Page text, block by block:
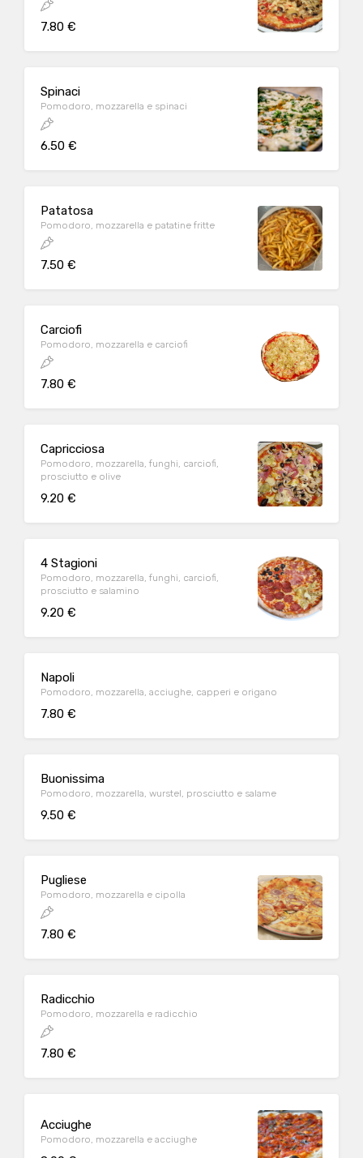
7.80 €
Spinaci
Pomodoro, mozzarella e spinaci
6.50 €
Patatosa
Pomodoro, mozzarella e patatine fritte
7.50 €
Carciofi
Pomodoro, mozzarella e carciofi
7.80 €
Capricciosa
Pomodoro, mozzarella, funghi, carciofi,
prosciutto e olive
9.20 €
4 Stagioni
Pomodoro, mozzarella, funghi, carciofi,
prosciutto e salamino
9.20 €
Napoli
Pomodoro, mozzarella, acciughe, capperi e origano
7.80 €
Buonissima
Pomodoro, mozzarella, wurstel, prosciutto e salame
9.50 €
Pugliese
Pomodoro, mozzarella e cipolla
7.80 €
Radicchio
Pomodoro, mozzarella e radicchio
7.80 €
Acciughe
Pomodoro, mozzarella e acciughe